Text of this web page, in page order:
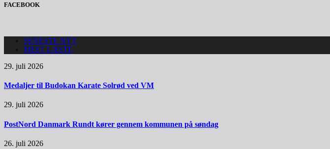
FACEBOOK
SENESTE NYT
MEST LÆSTE
29. juli 2026
Medaljer til Budokan Karate Solrød ved VM
29. juli 2026
PostNord Danmark Rundt kører gennem kommunen på søndag
26. juli 2026